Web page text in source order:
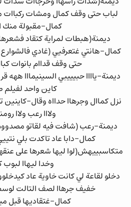
لباب حتى وقف كمال ومشات ركباات
كمال-مقبولة منك
ديمنة(هبطات لمراية كتقاد
كمال-هانتي غتعرفيي (غادي
حتى وقف قداام بانوات
ديمنة-ياااا حبيييبي السينيمااا ههه
كاين واحد لفيلم
نزل كماال وجرهاا حدااه وقال-كاينين
ولااا رعب ولاا
ديمنة-رعب (شافت فيه لقاتو مصدووم
كمال-دابا عاد تاكدت بلي نتييي
متكاسبييهش(لوا ليها شعرها على
وخدا ليهاا لبوب
دخلو لقاعة لي كانت خاوية عاد
خفيف جرهاا لصف التالت
كمال-غتقاديها قبل